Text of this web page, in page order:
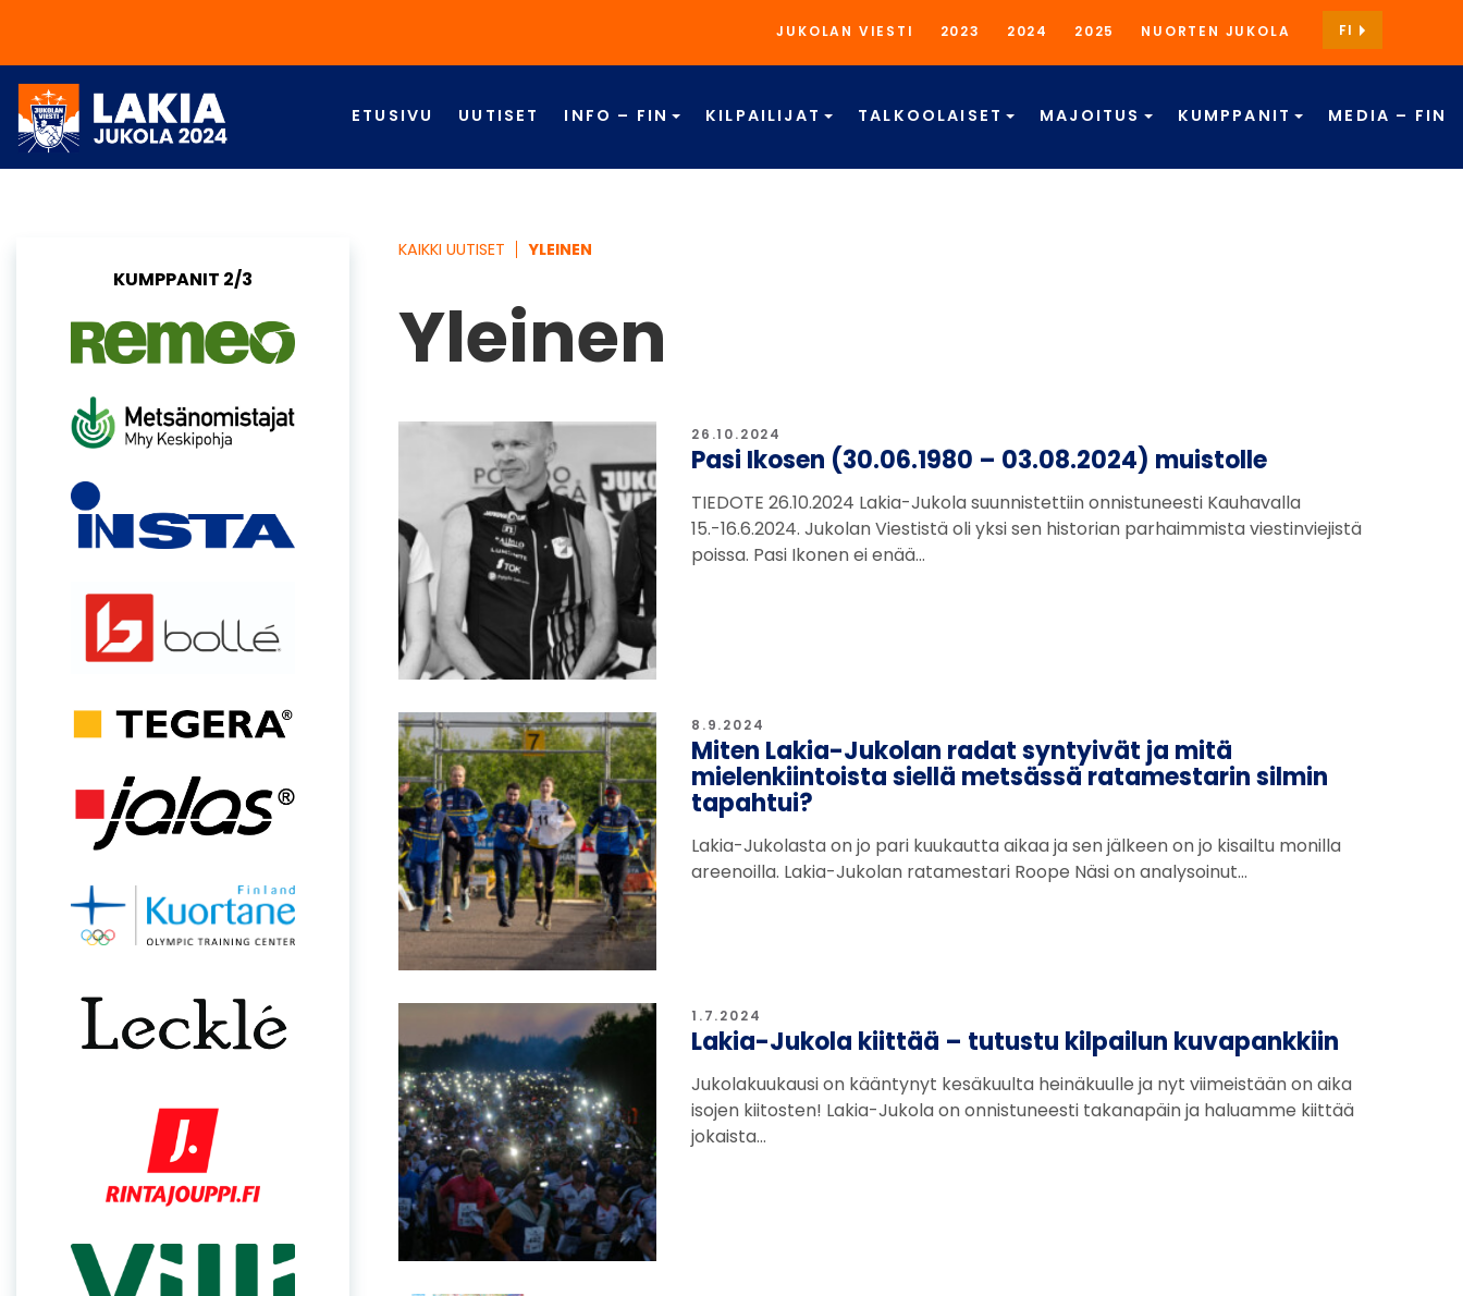
JUKOLAN VIESTI 2023 2024 2025 NUORTEN JUKOLA FI
ETUSIVU UUTISET INFO – FIN KILPAILIJAT TALKOOLAISET MAJOITUS KUMPPANIT MEDIA – FIN
KAIKKI UUTISET YLEINEN
Yleinen
26.10.2024
Pasi Ikosen (30.06.1980 – 03.08.2024) muistolle
TIEDOTE 26.10.2024 Lakia-Jukola suunnistettiin onnistuneesti Kauhavalla
15.-16.6.2024. Jukolan Viestistä oli yksi sen historian parhaimmista viestinviejistä
poissa. Pasi Ikonen ei enää…
8.9.2024
Miten Lakia-Jukolan radat syntyivät ja mitä
mielenkiintoista siellä metsässä ratamestarin silmin
tapahtui?
Lakia-Jukolasta on jo pari kuukautta aikaa ja sen jälkeen on jo kisailtu monilla
areenoilla. Lakia-Jukolan ratamestari Roope Näsi on analysoinut…
1.7.2024
Lakia-Jukola kiittää – tutustu kilpailun kuvapankkiin
Jukolakuukausi on kääntynyt kesäkuulta heinäkuulle ja nyt viimeistään on aika
isojen kiitosten! Lakia-Jukola on onnistuneesti takanapäin ja haluamme kiittää
jokaista…
KUMPPANIT 2/3